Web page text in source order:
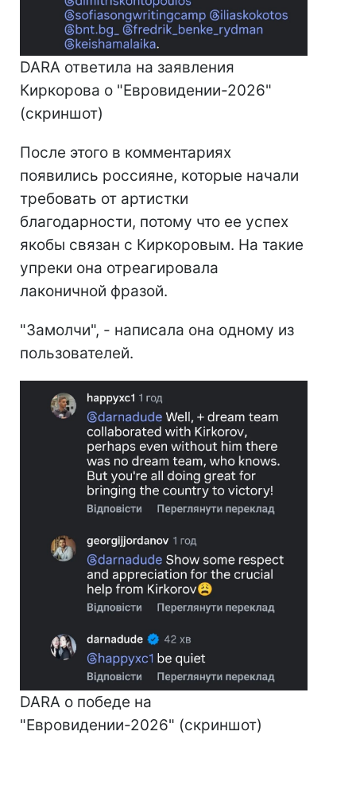
DARA ответила на заявления
Киркорова о "Евровидении-2026"
(скриншот)
После этого в комментариях
появились россияне, которые начали
требовать от артистки
благодарности, потому что ее успех
якобы связан с Киркоровым. На такие
упреки она отреагировала
лаконичной фразой.
"Замолчи", - написала она одному из
пользователей.
DARA о победе на
"Евровидении-2026" (скриншот)